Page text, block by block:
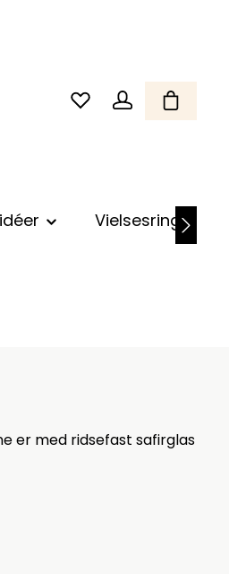
Vielsesringe
er med ridsefast safirglas